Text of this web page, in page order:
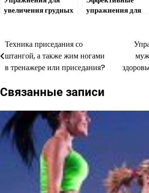
увеличения грудных
упражнения для
Навигация
по
Техника приседания со
штангой, а также жим ногами
в тренажере или приседания?
Связанные записи